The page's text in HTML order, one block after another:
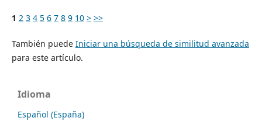
1 2 3 4 5 6 7 8 9 10 > >>
También puede Iniciar una búsqueda de similitud avanzada
para este artículo.
Idioma
Español (España)